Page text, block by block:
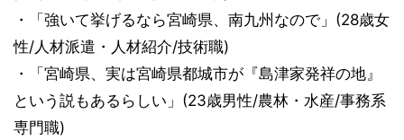
・「強いて挙げるなら宮崎県、南九州なので」(28歳女
性/人材派遣・人材紹介/技術職)
・「宮崎県、実は宮崎県都城市が『島津家発祥の地』
という説もあるらしい」(23歳男性/農林・水産/事務系
専門職)